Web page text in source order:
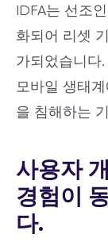
IDFA는 선조
화되어 리셋
가되었습니다
모바일 생태
을 침해하는
사용자
경험이
다.